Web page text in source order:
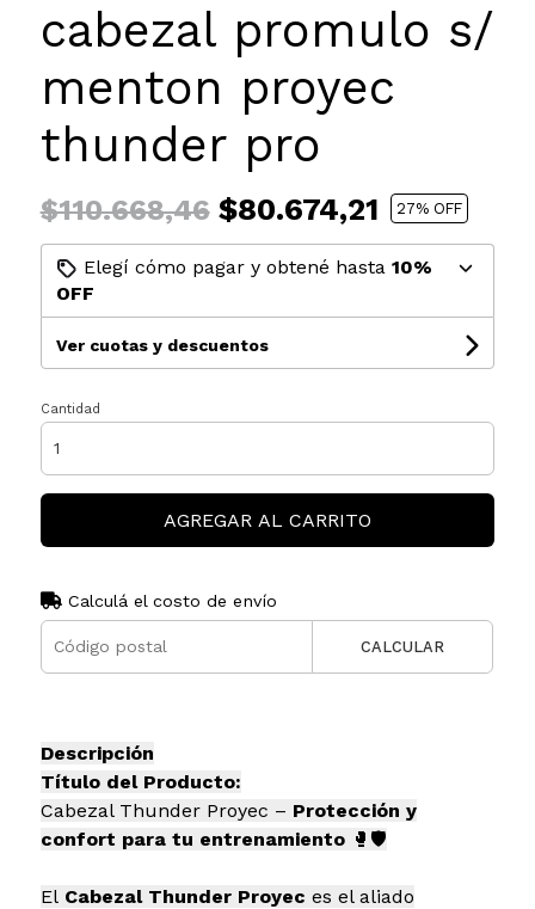
cabezal promulo s/
menton proyec
thunder pro
$110.668,46$80.674,21 27% OFF
Elegí cómo pagar y obtené hasta 10%
OFF
Ver cuotas y descuentos
Cantidad
AGREGAR AL CARRITO
Calculá el costo de envío
CALCULAR
Descripción
Título del Producto:
Cabezal Thunder Proyec – Protección y
confort para tu entrenamiento🥊🛡️
El Cabezal Thunder Proyec es el aliado